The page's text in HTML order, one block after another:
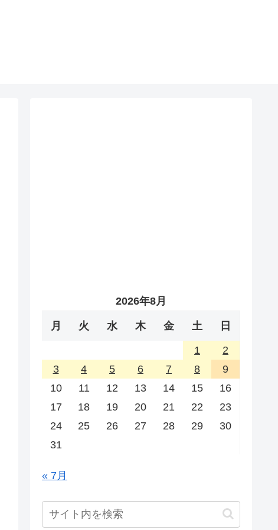
2026年8月
月 火 水 木 金 土 日
1
2
3
4 5 6 7 8
9
10
11 12 13 14 15
16
17
18 19 20 21 22
23
24
25 26 27 28 29
30
31
« 7月